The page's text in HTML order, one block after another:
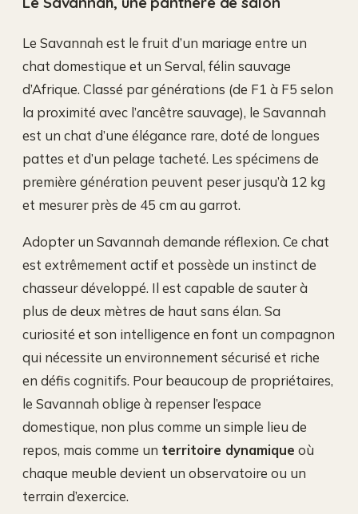
Le Savannah est le fruit d’un mariage entre un
chat domestique et un Serval, félin sauvage
d’Afrique. Classé par générations (de F1 à F5 selon
la proximité avec l’ancêtre sauvage), le Savannah
est un chat d’une élégance rare, doté de longues
pattes et d’un pelage tacheté. Les spécimens de
première génération peuvent peser jusqu’à 12 kg
et mesurer près de 45 cm au garrot.
Adopter un Savannah demande réflexion. Ce chat
est extrêmement actif et possède un instinct de
chasseur développé. Il est capable de sauter à
plus de deux mètres de haut sans élan. Sa
curiosité et son intelligence en font un compagnon
qui nécessite un environnement sécurisé et riche
en défis cognitifs. Pour beaucoup de propriétaires,
le Savannah oblige à repenser l’espace
domestique, non plus comme un simple lieu de
repos, mais comme un territoire dynamique où
chaque meuble devient un observatoire ou un
terrain d’exercice.